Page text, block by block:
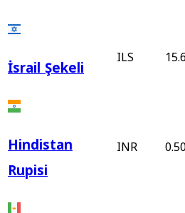
İsrail Şekeli ILS
Hindistan
Rupisi
INR